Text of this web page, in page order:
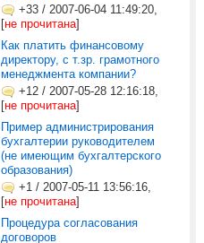
+33 / 2007-06-04 11:49:20,
[не прочитана]
Как платить финансовому
директору, с т.зр. грамотного
менеджмента компании?
+12 / 2007-05-28 12:16:18,
[не прочитана]
Пример администрирования
бухгалтерии руководителем
(не имеющим бухгалтерского
образования)
+1 / 2007-05-11 13:56:16,
[не прочитана]
Процедура согласования
договоров